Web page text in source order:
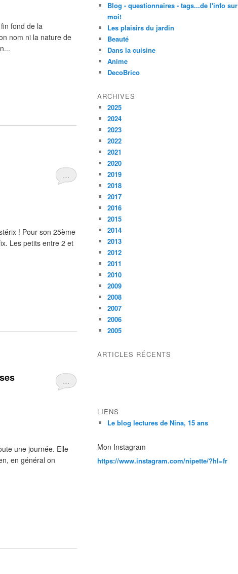
fond de la
nom ni la nature de
…
! Pour son 25ème
Les petits entre 2 et
…
une journée. Elle
en général on
Blog - questionnaires - tags...de l'info sur
moi!
Les plaisirs du jardin
Beauté
Dans la cuisine
Anime
DecoBrico
ARCHIVES
2025
2024
2023
2022
2021
2020
2019
2018
2017
2016
2015
2014
2013
2012
2011
2010
2009
2008
2007
2006
2005
ARTICLES RÉCENTS
LIENS
Le blog lectures de Nina, 15 ans
Mon Instagram
https://www.instagram.com/nipette/?hl=fr